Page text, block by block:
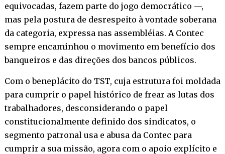
equivocadas, fazem parte do jogo democrático —,
mas pela postura de desrespeito à vontade soberana
da categoria, expressa nas assembléias. A Contec
sempre encaminhou o movimento em benefício dos
banqueiros e das direções dos bancos públicos.
Com o beneplácito do TST, cuja estrutura foi moldada
para cumprir o papel histórico de frear as lutas dos
trabalhadores, desconsiderando o papel
constitucionalmente definido dos sindicatos, o
segmento patronal usa e abusa da Contec para
cumprir a sua missão, agora com o apoio explícito e